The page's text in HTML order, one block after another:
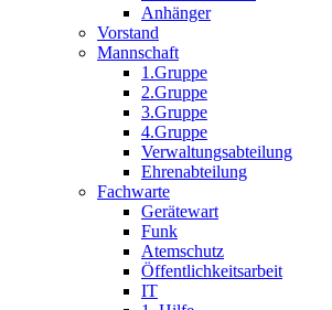
Anhänger
Vorstand
Mannschaft
1.Gruppe
2.Gruppe
3.Gruppe
4.Gruppe
Verwaltungsabteilung
Ehrenabteilung
Fachwarte
Gerätewart
Funk
Atemschutz
Öffentlichkeitsarbeit
IT